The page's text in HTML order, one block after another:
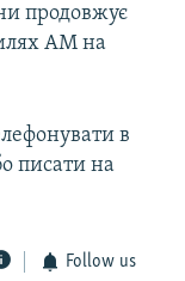
продовжує
АМ на
в
писати на
Follow us